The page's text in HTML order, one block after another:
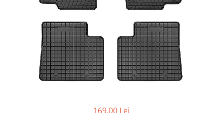
Brelocuri Auto Metalice Chei
Capace Prezoane
Carcase Chei Auto
Carcasa cheie Audi
Carcasa cheie Bmw
Carcasa cheie Dacia
169,00 Lei